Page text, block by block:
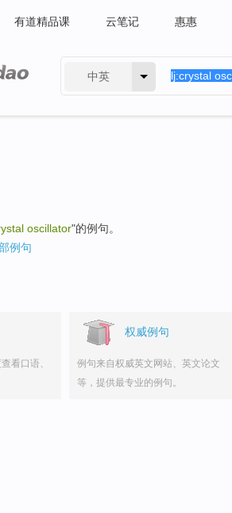
有道精品课 云笔记 惠惠
中英
oscillator"的例句。
例句
看口语、
权威例句
例句来自权威英文网站、英文论文
等，提供最专业的例句。